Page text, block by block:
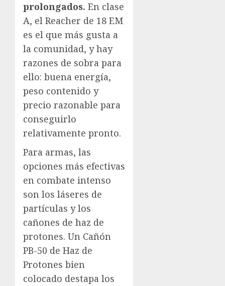
prolongados. En clase
A, el Reacher de 18 EM
es el que más gusta a
la comunidad, y hay
razones de sobra para
ello: buena energía,
peso contenido y
precio razonable para
conseguirlo
relativamente pronto.
Para armas, las
opciones más efectivas
en combate intenso
son los láseres de
partículas y los
cañones de haz de
protones. Un Cañón
PB-50 de Haz de
Protones bien
colocado destapa los